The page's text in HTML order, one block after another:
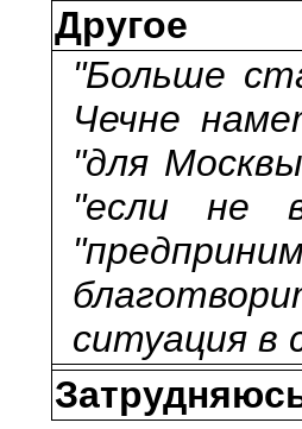
Другое
"Больше
Чечне
"для
"если не
ситуация в